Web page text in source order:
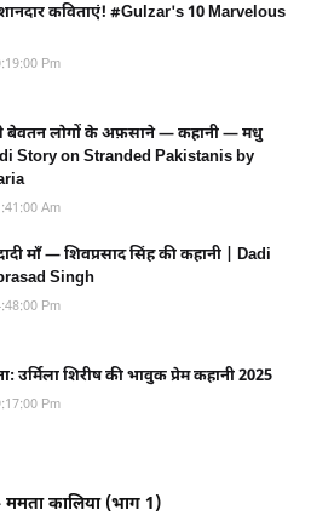
कविताएं! #Gulzar's 10 Marvelous
Pm
बेवतन लोगों के अफ़साने — कहानी — मधु
Story on Stranded Pakistanis by
Am
माँ — शिवप्रसाद सिंह की कहानी | Dadi
Singh
Pm
उर्मिला शिरीष की भावुक प्रेम कहानी 2025
Pm
ममता कालिया (भाग 1)